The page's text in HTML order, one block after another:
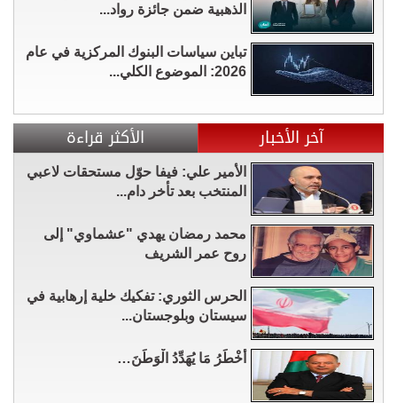
الذهبية ضمن جائزة رواد...
تباين سياسات البنوك المركزية في عام
2026: الموضوع الكلي...
آخر الأخبار الأكثر قراءة
الأمير علي: فيفا حوّل مستحقات لاعبي
المنتخب بعد تأخر دام...
محمد رمضان يهدي "عشماوي" إلى
روح عمر الشريف
الحرس الثوري: تفكيك خلية إرهابية في
سيستان وبلوجستان...
أَخْطَرُ مَا يُهَدِّدُ الْوَطَنَ…